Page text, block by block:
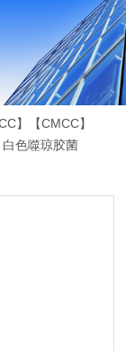
】【CMCC】
色噬琼胶菌